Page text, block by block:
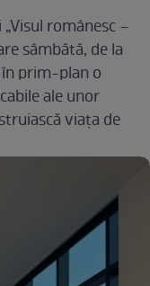
românesc –
sâmbătă, de la
în prim-plan o
ale unor
viaţa de